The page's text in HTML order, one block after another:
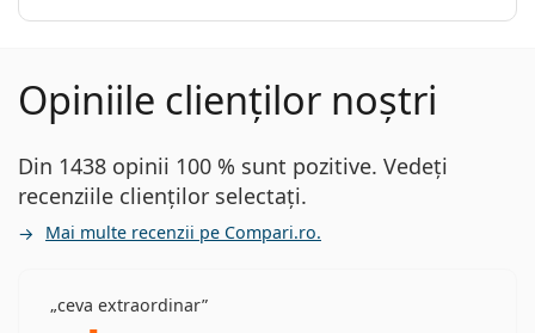
Opiniile clienților noștri
Din 1438 opinii 100 % sunt pozitive. Vedeți
recenziile clienților selectați.
Mai multe recenzii pe Compari.ro.
ceva extraordinar